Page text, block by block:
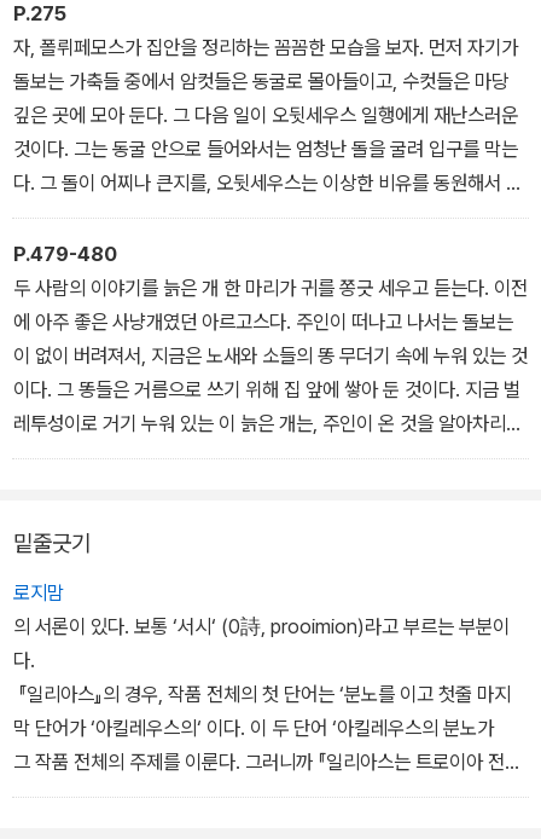
얘기가 있지만, 어형 분석을 해 보면 그 근거가 별로 확고하지 못하다
는 것이다). 그리고 인용문 바로 앞에, 문맥에 어긋나 있기로 유명한
구절이 들어 있다. 제우스는 오레스테스의 손에 죽은 아이기스토스를
생각하고 있었는데, 그가 ‘나무랄 데 없는’(30행) 것으로 되어 있는
것이다. 아니, 인간들이 잘못해서 불행을 자초한 사례로 아이기스토
스를 들면서 그가 흠이 없다니 무슨 말인가? 보통 학자들은, 이 구절
이 원래는 모든 귀족을 꾸며주는 말이라고 본다. 귀족들은 늘 나무랄
데가 없다는 것이다. 그런데 그 구절이 운율에 맞으니까, 그냥 여기에
문맥과 상관없이 사용해 버렸다(이 구절은 어찌나 유명한지, 이 구절
을 제목으로 삼는 연구서[Blameless Aegisthus]까지 나와 있다).
P.275
자, 폴뤼페모스가 집안을 정리하는 꼼꼼한 모습을 보자. 먼저 자기가
돌보는 가축들 중에서 암컷들은 동굴로 몰아들이고, 수컷들은 마당
깊은 곳에 모아 둔다. 그 다음 일이 오뒷세우스 일행에게 재난스러운
것이다. 그는 동굴 안으로 들어와서는 엄청난 돌을 굴려 입구를 막는
다. 그 돌이 어찌나 큰지를, 오뒷세우스는 이상한 비유를 동원해서 설
명한다. 네 바퀴 수레 스물두 대라도 그것을 땅에서 들어 올릴 수 없으
리라는 것이다. 이 작품에 나오는 다른 숫자들에 대해서는 태양신 숭
배와 관련해서 설명하려는 시도들이 많지만, 여기 나온 스물둘은 전
통적인 과장의 하나로 보아야 할 것이다(『일리아스』에서 아이아스가
휘두르는 장대가 스물두 자[15권 678행]이고, 아킬레우스가 상으로
내놓은 솥이 스물두 말 들이[23권 264행]라는 묘사를 찾을 수 있
다). 이게 과장이라는 건 쉽게 계산해 낼 수 있다. 마차 하나가 버틸 수
있는 무게를 1톤이라고 하면, 바위는 22톤 이상 되는 것이다. 보통 사
는 한, 제 몸무게를 지탱할 수도 없을 것이다.
P.479-480
두 사람의 이야기를 늙은 개 한 마리가 귀를 쫑긋 세우고 듣는다. 이전
에 아주 좋은 사냥개였던 아르고스다. 주인이 떠나고 나서는 돌보는
이 없이 버려져서, 지금은 노새와 소들의 똥 무더기 속에 누워 있는 것
이다. 그 똥들은 거름으로 쓰기 위해 집 앞에 쌓아 둔 것이다. 지금 벌
레투성이로 거기 누워 있는 이 늙은 개는, 주인이 온 것을 알아차리고
꼬리를 흔들며 두 귀를 접었으나, 그에게 다가갈 기력까지는 남아 있
다. 『일리아스』 시인이 그런 것처럼, 『오뒷세이아』 시인도 같은 주제
를 조금씩 달리하여 키워 가면서 마지막의 핵심적인 장면으로 향하고
있다. 그 개의 모습에, 아내 앞에서도 눈물을 흘리지 않는 이 영웅이
몰래 눈물을 닦는다. 그러면서 상대의 주의를 돌리려는 듯이, 이 잘 생
긴 개가 사냥개인지 아니면 그저 과시용 개인지 묻는다. 에우마이오
스는 그 개가 전에는 더 멋졌었다며, 아르고스가 옛날 사냥터에서 보
였던 수색 능력을 칭찬한다. 하지만 주인이 떠나고 나서 하인들이 그
개를 돌보지 않았는데, 원래 하인들이란 주인이 집에 없으면 정직하
밑줄긋기
로지맘
의 서론이 있다. 보통 ‘서시‘ (0詩, prooimion)라고 부르는 부분이
다.
『일리아스』의 경우, 작품 전체의 첫 단어는 ‘분노를 이고 첫줄 마지
막 단어가 ‘아킬레우스의‘ 이다. 이 두 단어 ‘아킬레우스의 분노가
그 작품 전체의 주제를 이룬다. 그러니까 『일리아스는 트로이아 전쟁
전체를 다룬 것이 아니라, 그 전쟁 10년째에 있었던 아킬레우스의 분